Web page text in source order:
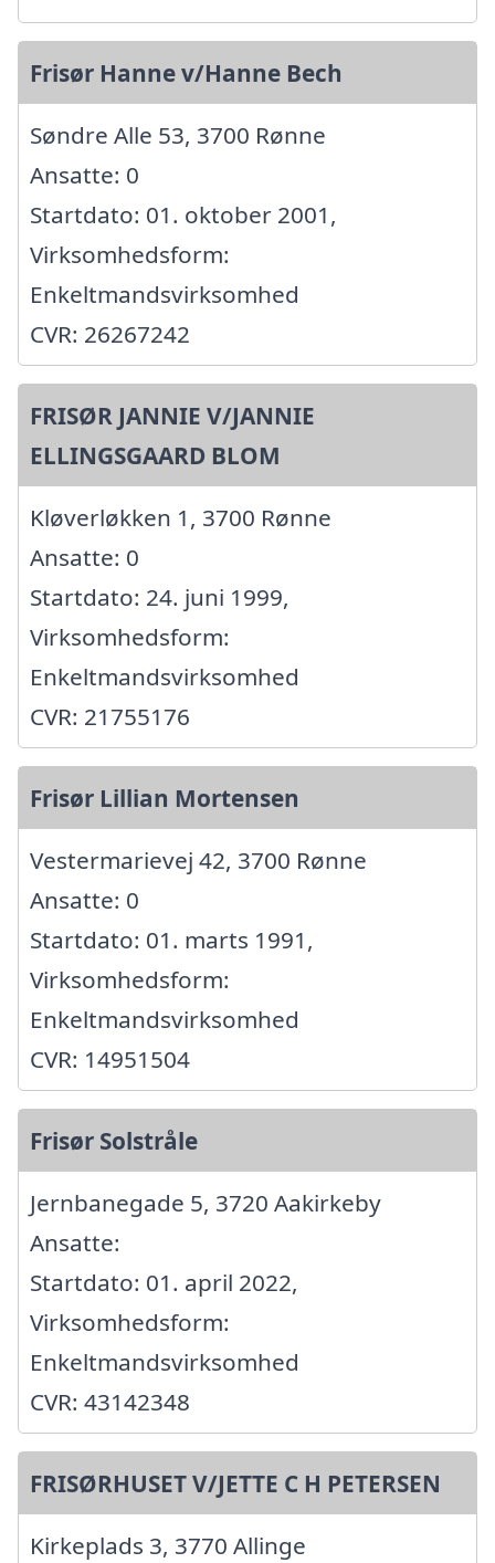
Frisør Hanne v/Hanne Bech
Søndre Alle 53, 3700 Rønne
Ansatte: 0
Startdato: 01. oktober 2001,
Virksomhedsform:
Enkeltmandsvirksomhed
CVR: 26267242
FRISØR JANNIE V/JANNIE
ELLINGSGAARD BLOM
Kløverløkken 1, 3700 Rønne
Ansatte: 0
Startdato: 24. juni 1999,
Virksomhedsform:
Enkeltmandsvirksomhed
CVR: 21755176
Frisør Lillian Mortensen
Vestermarievej 42, 3700 Rønne
Ansatte: 0
Startdato: 01. marts 1991,
Virksomhedsform:
Enkeltmandsvirksomhed
CVR: 14951504
Frisør Solstråle
Jernbanegade 5, 3720 Aakirkeby
Ansatte:
Startdato: 01. april 2022,
Virksomhedsform:
Enkeltmandsvirksomhed
CVR: 43142348
FRISØRHUSET V/JETTE C H PETERSEN
Kirkeplads 3, 3770 Allinge